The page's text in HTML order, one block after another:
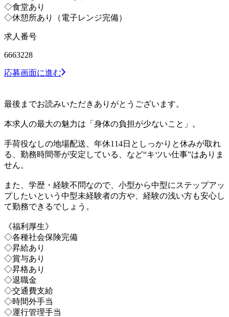
◇食堂あり
◇休憩所あり（電子レンジ完備）
求人番号
6663228
応募画面に進む
最後までお読みいただきありがとうございます。
本求人の最大の魅力は「身体の負担が少ないこと」。
手荷役なしの地場配送、年休114日としっかりと休みが取れ
る、勤務時間帯が安定している、など“キツい仕事”はありま
せん。
また、学歴・経験不問なので、小型から中型にステップアッ
プしたいという中型未経験者の方や、経験の浅い方も安心し
て勤務できるでしょう。
《福利厚生》
◇各種社会保険完備
◇昇給あり
◇賞与あり
◇昇格あり
◇退職金
◇交通費支給
◇時間外手当
◇運行管理手当